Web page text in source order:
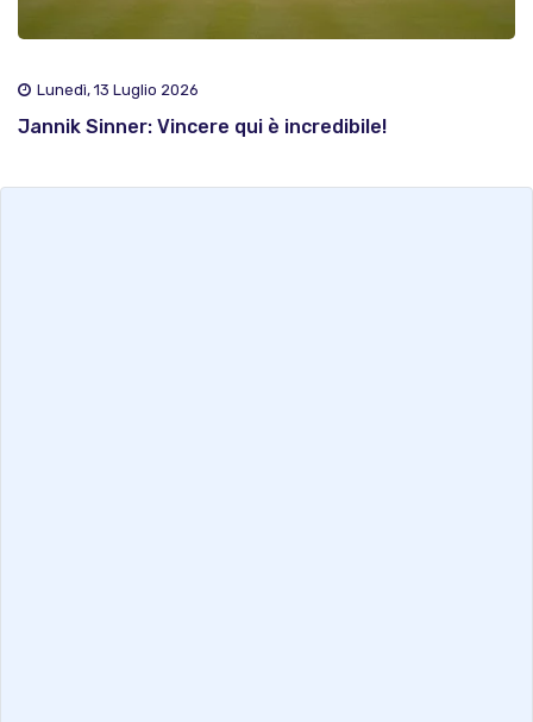
Lunedì, 13 Luglio 2026
Jannik Sinner: Vincere qui è incredibile!